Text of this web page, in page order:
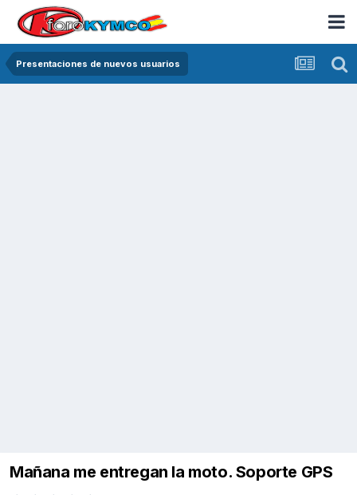
Presentaciones de nuevos usuarios
Mañana me entregan la moto. Soporte GPS